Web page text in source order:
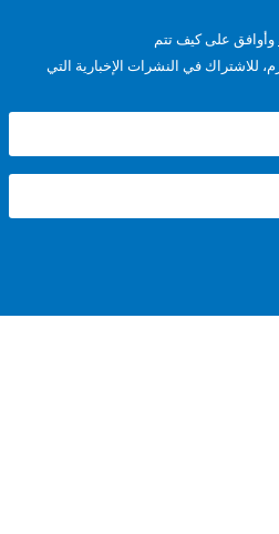
كيف تتم
في النشرات الإخبارية التي